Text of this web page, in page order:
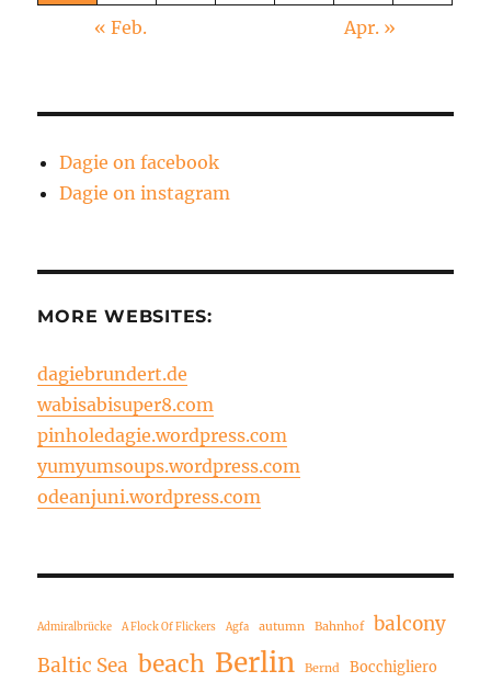
« Feb. Apr. »
Dagie on facebook
Dagie on instagram
MORE WEBSITES:
dagiebrundert.de
wabisabisuper8.com
pinholedagie.wordpress.com
yumyumsoups.wordpress.com
odeanjuni.wordpress.com
Admiralbrücke A Flock Of Flickers Agfa autumn Bahnhof
balcony
Baltic Sea beach Berlin Bernd Bocchigliero